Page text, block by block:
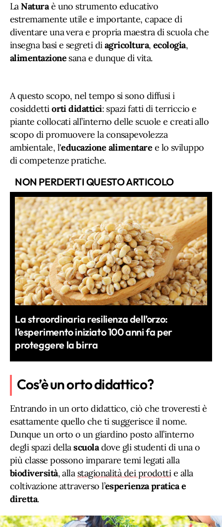
LaNaturaè uno strumento educativo
estremamente utile e importante, capace di
diventare una vera e propria maestra di scuola che
insegna basi e segreti diagricoltura, ecologia,
alimentazionesana e dunque di vita.
A questo scopo, nel tempo si sono diffusi i
cosiddettiorti didattici: spazi fatti di terriccio e
piante collocati all’interno delle scuole e creati allo
scopo di promuovere la consapevolezza
ambientale, l'educazione alimentare e lo sviluppo
di competenze pratiche.
NON PERDERTI QUESTO ARTICOLO
La straordinaria resilienza dell’orzo:
l’esperimento iniziato 100 anni fa per
proteggere la birra
Cos’è un orto didattico?
Entrando in un orto didattico, ciò che troveresti è
esattamente quello che ti suggerisce il nome.
Dunque un orto o un giardino posto all’interno
degli spazi dellascuoladove gli studenti di una o
più classe possono imparare temi legati alla
biodiversità, alla stagionalità dei prodottie alla
coltivazione attraverso l’esperienza pratica e
diretta.